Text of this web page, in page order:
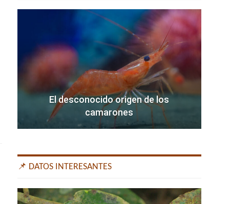
El desconocido origen de los
camarones
📌 DATOS INTERESANTES